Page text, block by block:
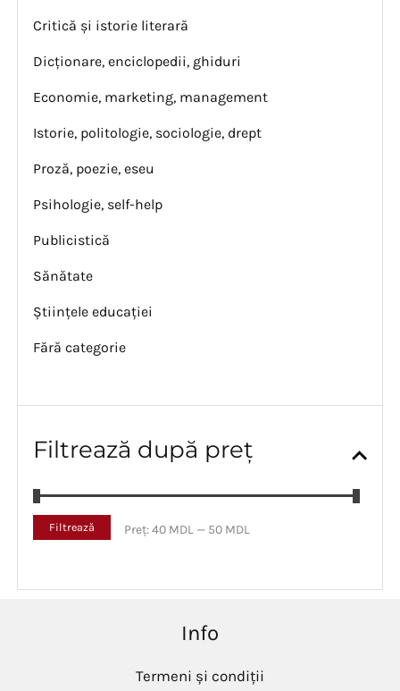
Critică și istorie literară
Dicționare, enciclopedii, ghiduri
Economie, marketing, management
Istorie, politologie, sociologie, drept
Proză, poezie, eseu
Psihologie, self-help
Publicistică
Sănătate
Științele educației
Fără categorie
Filtrează după preț
m
m
Filtrează Preț:40 MDL — 50 MDL
Info
Termeni și condiții